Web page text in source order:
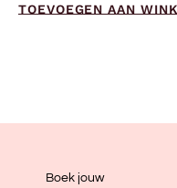
TOEVOEGEN AAN
Boek jouw